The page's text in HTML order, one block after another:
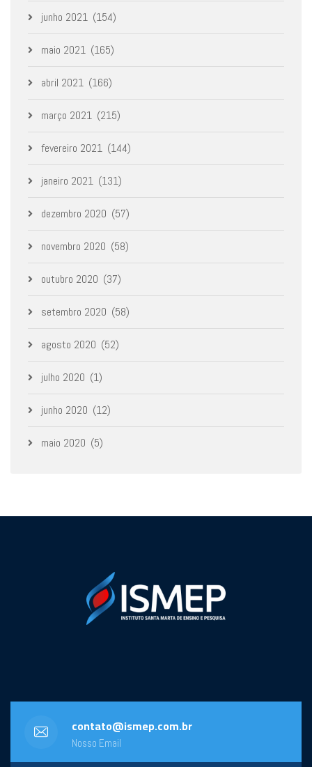
junho 2021 (154)
maio 2021 (165)
abril 2021 (166)
março 2021 (215)
fevereiro 2021 (144)
janeiro 2021 (131)
dezembro 2020 (57)
novembro 2020 (58)
outubro 2020 (37)
setembro 2020 (58)
agosto 2020 (52)
julho 2020 (1)
junho 2020 (12)
maio 2020 (5)
contato@ismep.com.br
Nosso Email